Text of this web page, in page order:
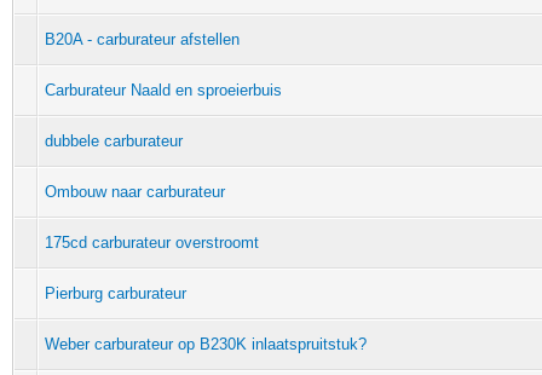
B20A - carburateur afstellen
Carburateur Naald en sproeierbuis
dubbele carburateur
Ombouw naar carburateur
175cd carburateur overstroomt
Pierburg carburateur
Weber carburateur op B230K inlaatspruitstuk?